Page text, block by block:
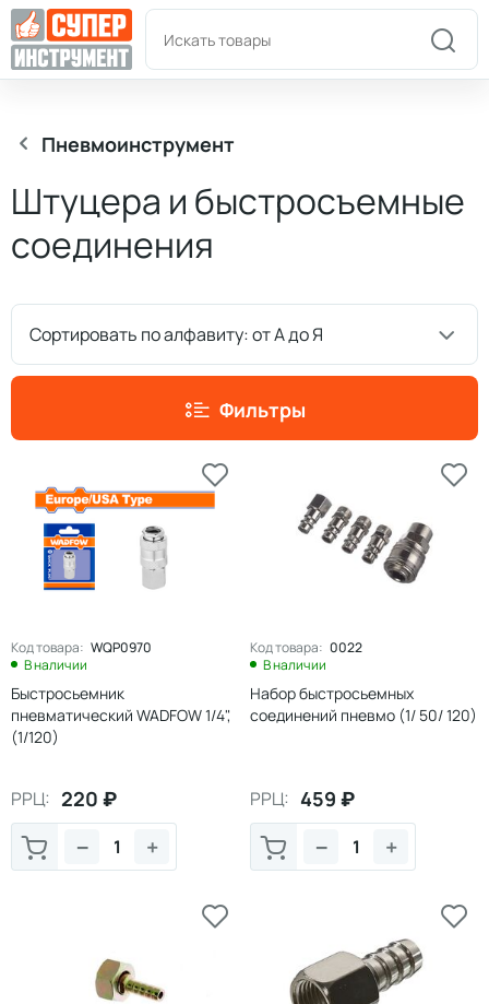
Пн-Пт: 9:00-18:00 +7(978)180-58-58
Пневмоинструмент
Штуцера и быстросъемные
соединения
Сортировать по алфавиту: от А до Я
Фильтры
Код товара: WQP0970
В наличии
Быстросьемник
пневматический WADFOW 1/4",
(1/120)
РРЦ: 220 ₽
+
−
Код товара: 0022
В наличии
Набор быстросьемных
соединений пневмо (1/ 50/ 120)
РРЦ: 459 ₽
+
−